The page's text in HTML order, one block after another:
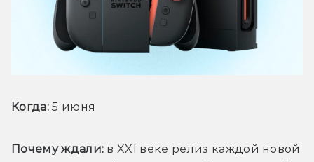
Когда: 5 июня
Почему ждали: в XXI веке релиз каждой новой